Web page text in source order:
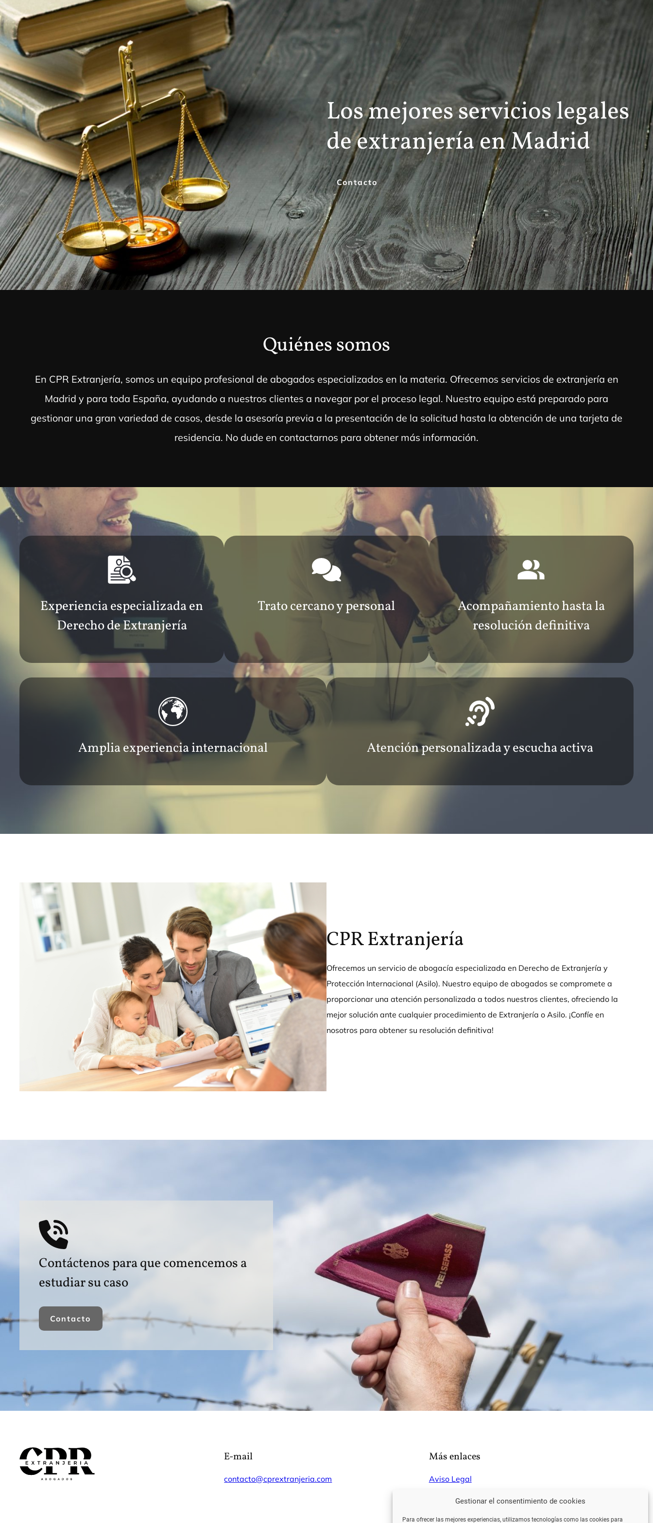
Gestionar el consentimiento de cookies
Para ofrecer las mejores experiencias, utilizamos tecnologías como las cookies para
Los mejores servicios legales
de extranjería en Madrid
Contacto
Quiénes somos
En CPR Extranjería, somos un equipo profesional de abogados especializados en la materia. Ofrecemos servicios de extranjería en
Madrid y para toda España, ayudando a nuestros clientes a navegar por el proceso legal. Nuestro equipo está preparado para
gestionar una gran variedad de casos, desde la asesoría previa a la presentación de la solicitud hasta la obtención de una tarjeta de
residencia. No dude en contactarnos para obtener más información.
Experiencia especializada en
Derecho de Extranjería
Trato cercano y personal
Acompañamiento hasta la
resolución definitiva
Amplia experiencia internacional Atención personalizada y escucha activa
CPR Extranjería
Ofrecemos un servicio de abogacía especializada en Derecho de Extranjería y
Protección Internacional (Asilo). Nuestro equipo de abogados se compromete a
proporcionar una atención personalizada a todos nuestros clientes, ofreciendo la
mejor solución ante cualquier procedimiento de Extranjería o Asilo. ¡Confíe en
nosotros para obtener su resolución definitiva!
Contáctenos para que comencemos a
estudiar su caso
Contacto
E-mail
contacto@cprextranjeria.com
Más enlaces
Aviso Legal